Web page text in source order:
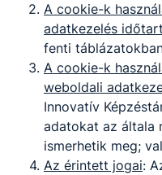
A cookie-k
adatkezelés
fenti
A cookie-k
weboldali
Innovatív
adatokat az általa
ismerhetik meg;
Az érintett jogai: